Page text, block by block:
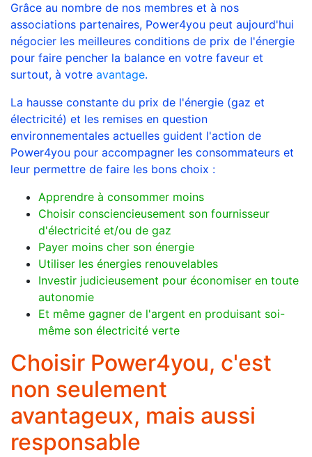
Grâce au nombre de nos membres et à nos
associations partenaires, Power4you peut aujourd'hui
négocier les meilleures conditions de prix de l'énergie
pour faire pencher la balance en votre faveur et
surtout, à votre avantage.
La hausse constante du prix de l'énergie (gaz et
électricité) et les remises en question
environnementales actuelles guident l'action de
Power4you pour accompagner les consommateurs et
leur permettre de faire les bons choix :
Apprendre à consommer moins
Choisir consciencieusement son fournisseur
d'électricité et/ou de gaz
Payer moins cher son énergie
Utiliser les énergies renouvelables
Investir judicieusement pour économiser en toute
autonomie
Et même gagner de l'argent en produisant soi-
même son électricité verte
Choisir Power4you, c'est
non seulement
avantageux, mais aussi
responsable